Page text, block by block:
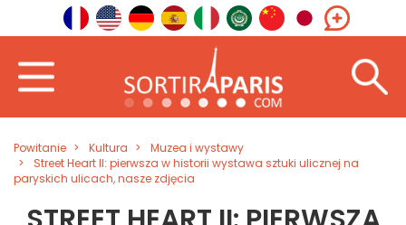
Powitanie Kultura
Muzea i wystawy
Street Heart II: pierwsza w historii wystawa sztuki ulicznej na
paryskich ulicach, nasze zdjęcia